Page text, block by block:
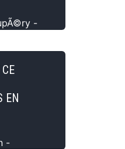
-
EN
-